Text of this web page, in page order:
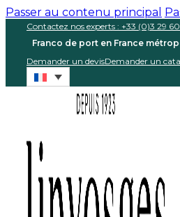
Passer au contenu principal
Contactez nos experts : +33 (0)3 29 60
Franco de port en France
Demander un devisDemander un